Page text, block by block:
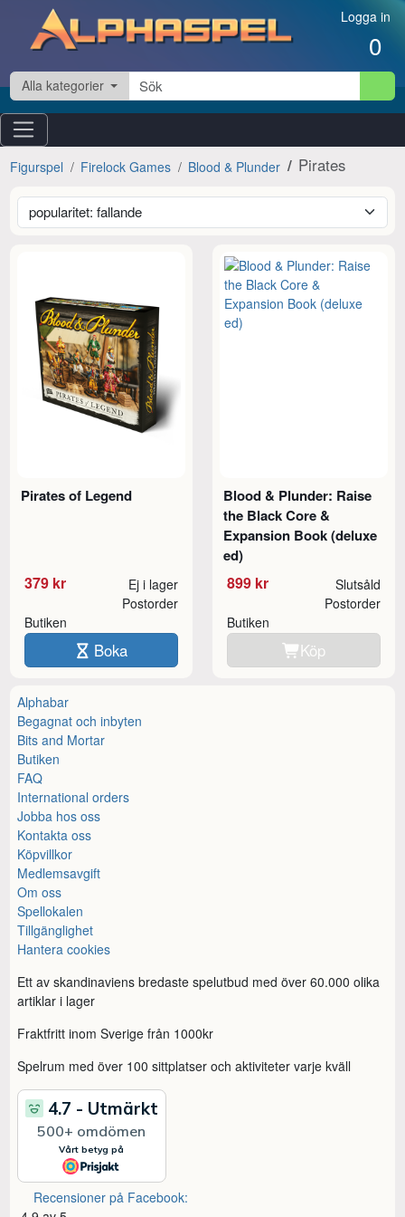
Hoppa till innehåll Logga in
0
Alla kategorier
Figurspel Firelock Games Blood & Plunder Pirates
Pirates of Legend
379 kr Ej i lager
Butiken
Postorder
Boka
Blood & Plunder: Raise
the Black Core &
Expansion Book (deluxe
ed)
899 kr Slutsåld
Butiken
Postorder
Köp
Alphabar
Begagnat och inbyten
Bits and Mortar
Butiken
FAQ
International orders
Jobba hos oss
Kontakta oss
Köpvillkor
Medlemsavgift
Om oss
Spellokalen
Tillgänglighet
Hantera cookies
Ett av skandinaviens bredaste spelutbud med över 60.000 olika
artiklar i lager
Fraktfritt inom Sverige från 1000kr
Spelrum med över 100 sittplatser och aktiviteter varje kväll
Recensioner på Facebook: